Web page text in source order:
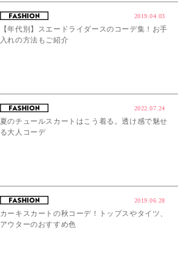
2019.04.03
【年代別】スエードライダースのコーデ集！お手
入れの方法もご紹介
2022.07.24
夏のチュールスカートはこう着る。透け感で魅せ
る大人コーデ
2019.06.28
カーキスカートの秋コーデ！トップスやタイツ、
アウターのおすすめ色